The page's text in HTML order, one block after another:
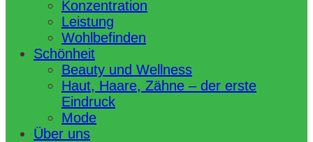
Konzentration
Leistung
Wohlbefinden
Schönheit
Beauty und Wellness
Haut, Haare, Zähne – der erste
Eindruck
Mode
Über uns